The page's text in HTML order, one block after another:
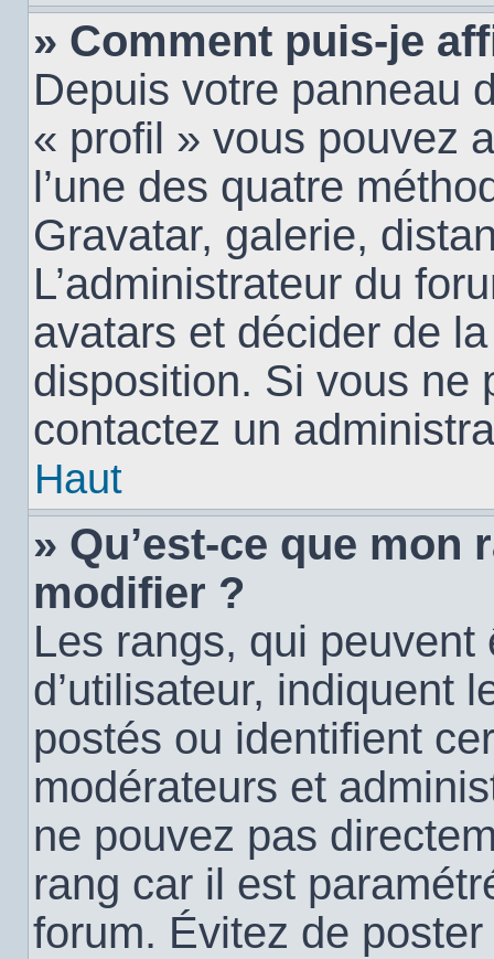
» Comment puis-je
Depuis votre panneau
« profil » vous pouvez
l’une des quatre
Gravatar, galerie,
L’administrateur du
avatars et décider de
disposition. Si vous ne
contactez un
Haut
» Qu’est-ce que mon
modifier ?
Les rangs, qui
d’utilisateur, indiquent
postés ou identifient
modérateurs et
ne pouvez pas
rang car il est
forum. Évitez de